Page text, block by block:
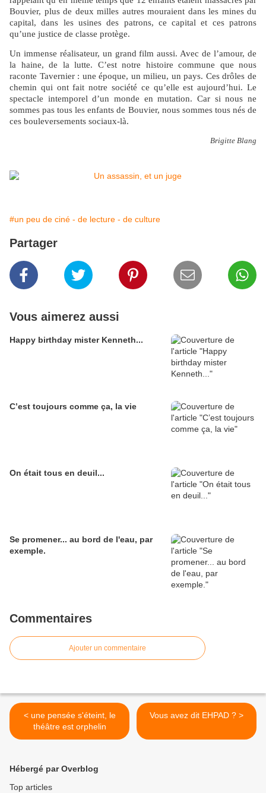
Bouvier, plus de deux milles autres mouraient dans les mines du
capital, dans les usines des patrons, ce capital et ces patrons
qu’une justice de classe protège.
Un immense réalisateur, un grand film aussi. Avec de l’amour, de
la haine, de la lutte. C’est notre histoire commune que nous
raconte Tavernier : une époque, un milieu, un pays. Ces drôles de
chemin qui ont fait notre société ce qu’elle est aujourd’hui. Le
spectacle intemporel d’un monde en mutation. Car si nous ne
sommes pas tous les enfants de Bouvier, nous sommes tous nés de
ces bouleversements sociaux-là.
Brigitte Blang
#un peu de ciné - de lecture - de culture
Partager
Vous aimerez aussi
Happy birthday mister Kenneth...
C’est toujours comme ça, la vie
On était tous en deuil...
Se promener... au bord de l'eau, par
exemple.
Commentaires
Ajouter un commentaire
< une pensée s'éteint, le
théâtre est orphelin
Vous avez dit EHPAD ? >
Hébergé par Overblog
Top articles